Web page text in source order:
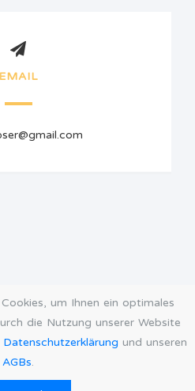
EMAIL
um Ihnen ein optimales
die Nutzung unserer Website
Datenschutzerklärung und unseren
AGBs.